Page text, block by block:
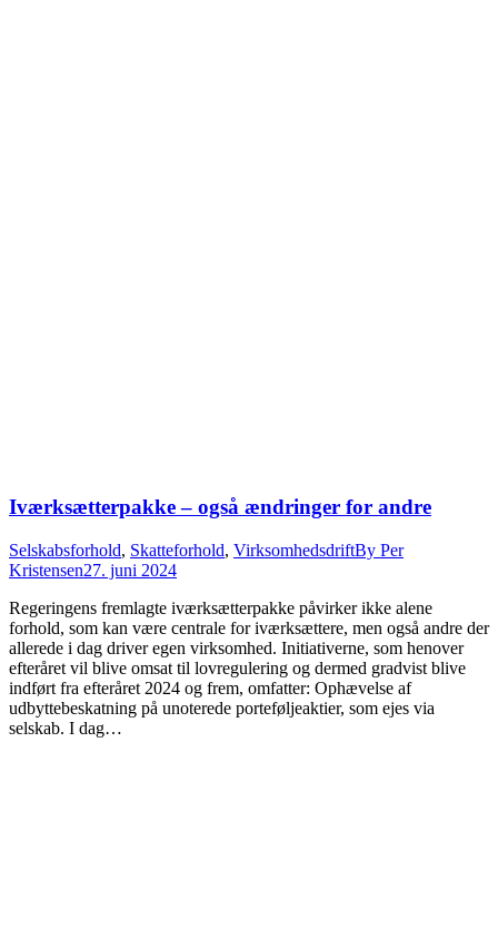
Iværksætterpakke – også ændringer for andre
Selskabsforhold, Skatteforhold, VirksomhedsdriftBy Per
Kristensen27. juni 2024
Regeringens fremlagte iværksætterpakke påvirker ikke alene
forhold, som kan være centrale for iværksættere, men også andre der
allerede i dag driver egen virksomhed. Initiativerne, som henover
efteråret vil blive omsat til lovregulering og dermed gradvist blive
indført fra efteråret 2024 og frem, omfatter: Ophævelse af
udbyttebeskatning på unoterede porteføljeaktier, som ejes via
selskab. I dag…